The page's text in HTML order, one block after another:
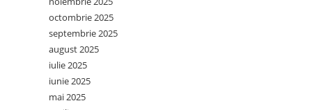
octombrie 2025
septembrie 2025
august 2025
iulie 2025
iunie 2025
mai 2025